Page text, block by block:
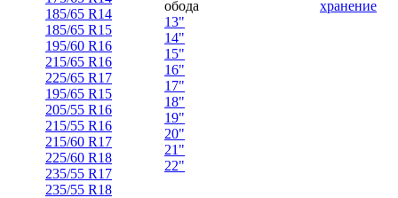
185/65 R14
185/65 R15
195/60 R16
215/65 R16
225/65 R17
195/65 R15
205/55 R16
215/55 R16
215/60 R17
225/60 R18
235/55 R17
235/55 R18
обода
13"
14"
15"
16"
17"
18"
19"
20"
21"
22"
хранение